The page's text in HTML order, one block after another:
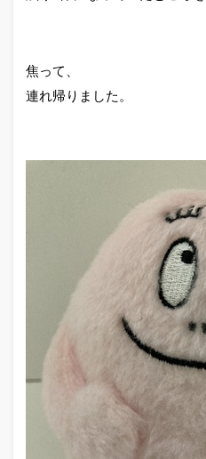
焦って、
連れ帰りました。